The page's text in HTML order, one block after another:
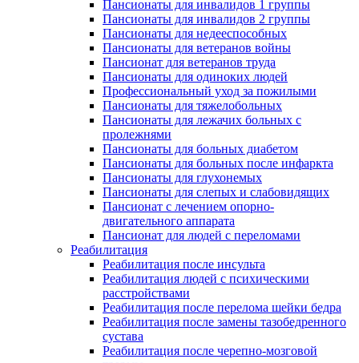
Пансионаты для инвалидов 1 группы
Пансионаты для инвалидов 2 группы
Пансионаты для недееспособных
Пансионаты для ветеранов войны
Пансионат для ветеранов труда
Пансионаты для одиноких людей
Профессиональный уход за пожилыми
Пансионаты для тяжелобольных
Пансионаты для лежачих больных с
пролежнями
Пансионаты для больных диабетом
Пансионаты для больных после инфаркта
Пансионаты для глухонемых
Пансионаты для слепых и слабовидящих
Пансионат с лечением опорно-
двигательного аппарата
Пансионат для людей с переломами
Реабилитация
Реабилитация после инсульта
Реабилитация людей с психическими
расстройствами
Реабилитация после перелома шейки бедра
Реабилитация после замены тазобедренного
сустава
Реабилитация после черепно-мозговой